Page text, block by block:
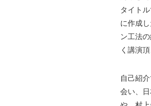
タイト
に作成
ン工法
く講演
自己紹
会い、